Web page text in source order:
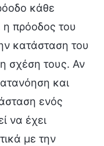
κάθε
πρόοδος του
κατάσταση του
η σχέση τους. Αν
και
ενός
να έχει
με την